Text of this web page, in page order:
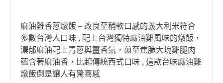
麻油雞香蔥燉飯 – 改良至稍軟口感的義大利米符合
多數台灣人口味 , 配上台灣獨特麻油雞風味的燉飯，
濃郁麻油配上青蔥與薑香氣，煎至焦脆大塊雞腿肉
蘊含著麻油香，比起傳統西式口味 , 這款台味麻油雞
燉飯倒是讓人有驚喜感